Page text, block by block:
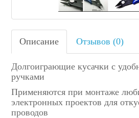
Описание Отзывов (0)
Долгоиграющие кусачки с
ручками
Применяются при монтаже
электронных проектов для
проводов